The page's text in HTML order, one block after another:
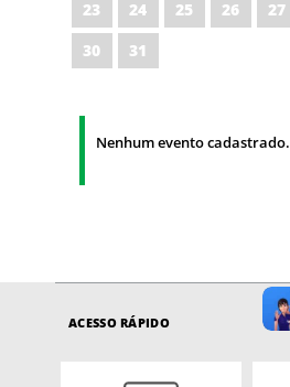
23
24 25 26 27
30
31
Nenhum evento cadastrado.
ACESSO RÁPIDO